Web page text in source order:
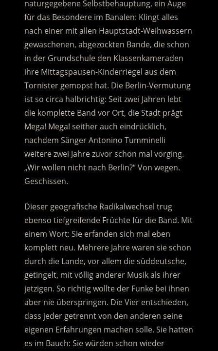
naturgegebene Selbstbehauptung, ein Auge
für das Besondere im Banalen: Klingt alles
nach einer mit allen Hauptstadt-Weihwassern
gewaschenen, abgezockten Bande, die schon
in der Grundschule den Klassenkameraden
ihre Mittagspausen-Kinderriegel aus dem
Tornister gemopst hat. Die Berlin-Vermutung
ist so circa halbrichtig: Seit zwei Jahren lebt
die komplette Band vor Ort, die Stadt prägt
Mega! Mega! seither auch eindrücklich,
nachdem Sänger Antonino Tumminelli
weitere zwei Jahre zuvor schon mal vorging.
„Wir wollen nicht nach Berlin?“ Von wegen.
Geschissen.
Dieser geografische Radikalwechsel trug
ebenso tiefgreifende Früchte für die Band. Mit
einem Wort: Sie erfanden sich mal eben
komplett neu. Mehrere Jahre waren sie schon
durch die Lande, vor allem die süddeutsche,
getingelt, mit völlig anderer Musik als ihrer
jetzigen. So richtig wollte der Funke bei ihnen
aber nie überspringen. Die Vier entschieden,
dass jeder getrennt von den anderen seine
eigenen Erfahrungen machen solle. Sie hatten
es im Bauch: Sie würden schon wieder